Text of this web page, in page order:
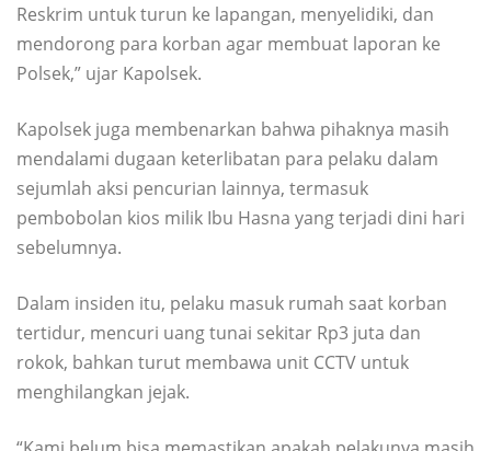
Reskrim untuk turun ke lapangan, menyelidiki, dan
mendorong para korban agar membuat laporan ke
Polsek,” ujar Kapolsek.
Kapolsek juga membenarkan bahwa pihaknya masih
mendalami dugaan keterlibatan para pelaku dalam
sejumlah aksi pencurian lainnya, termasuk
pembobolan kios milik Ibu Hasna yang terjadi dini hari
sebelumnya.
Dalam insiden itu, pelaku masuk rumah saat korban
tertidur, mencuri uang tunai sekitar Rp3 juta dan
rokok, bahkan turut membawa unit CCTV untuk
menghilangkan jejak.